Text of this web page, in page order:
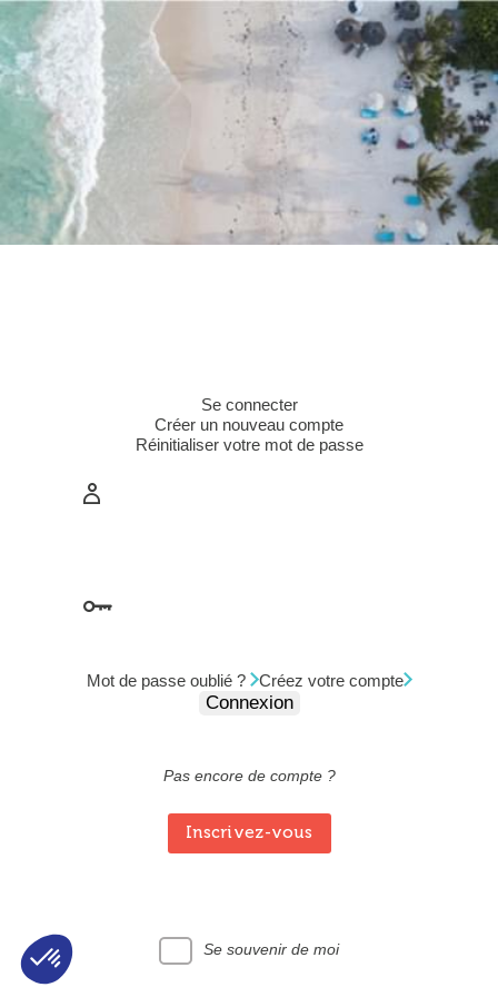
contenu
principal
Onglets
principaux
Se connecter(onglet
actif)
Créer un nouveau compte
Réinitialiser votre mot de passe
Mot de passe oublié ? Créez votre compte
Pas encore de compte ?
Inscrivez-vous
Se souvenir de moi